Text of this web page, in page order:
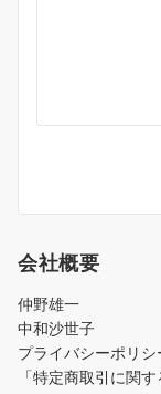
会社概要
仲野雄一
中和沙世子
プライバシーポリシ
「特定商取引に関